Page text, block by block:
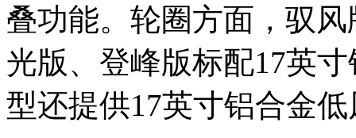
叠功能。轮圈方面，驭
光版、登峰版标配17英
型还提供17英寸铝合金